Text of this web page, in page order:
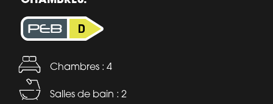
Chambres : 4
Salles de bain : 2